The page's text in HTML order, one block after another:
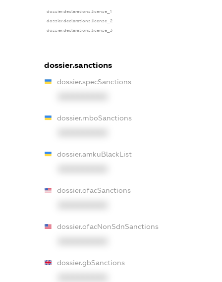
dossier.declarations.license_1
dossier.declarations.license_2
dossier.declarations.license_3
dossier.sanctions
dossier.specSanctions
dossier.rnboSanctions
dossier.amkuBlackList
dossier.ofacSanctions
dossier.ofacNonSdnSanctions
dossier.gbSanctions